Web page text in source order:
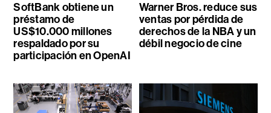
SoftBank obtiene un
préstamo de
US$10.000 millones
respaldado por su
participación en OpenAI
Warner Bros. reduce sus
ventas por pérdida de
derechos de la NBA y un
débil negocio de cine